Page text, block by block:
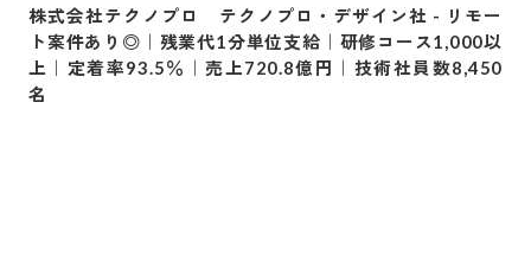
株式会社テクノプロ テクノプロ・デザイン社 - リモー
ト案件あり◎｜残業代1分単位支給｜研修コース1,000以
上｜定着率93.5％｜売上720.8億円｜技術社員数8,450
名